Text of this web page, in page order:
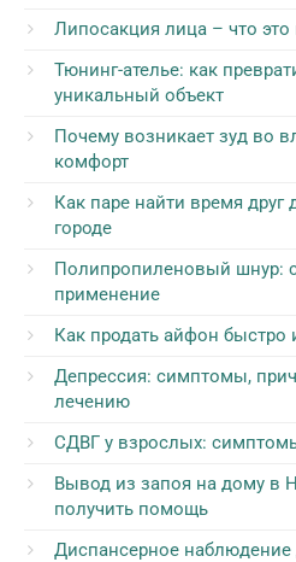
Липосакция лица – что это
Тюнинг-ателье: как
уникальный объект
Почему возникает зуд во
комфорт
Как паре найти время друг
городе
Полипропиленовый шнур:
применение
Как продать айфон быстро
Депрессия: симптомы,
лечению
СДВГ у взрослых:
Вывод из запоя на дому в
получить помощь
Диспансерное наблюдение